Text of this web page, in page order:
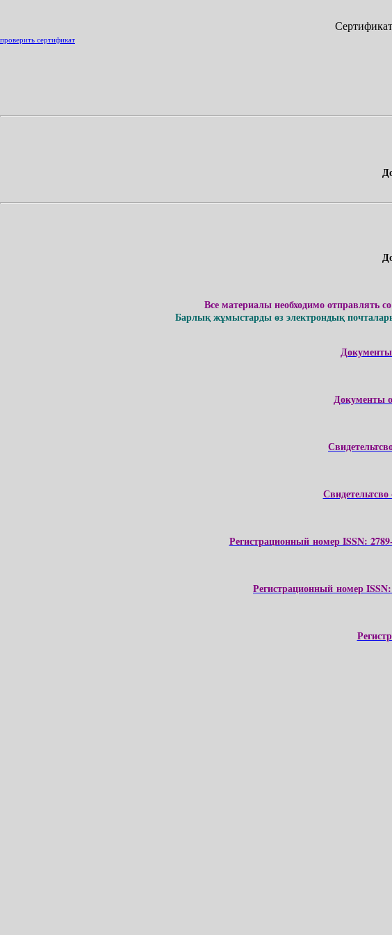
проверить сертификат
Все материалы необходимо отправлять
Барлық жұмыстарды өз электрондық
Документы
Регистрационный номер ISSN:
Регистрационный номер ISSN: